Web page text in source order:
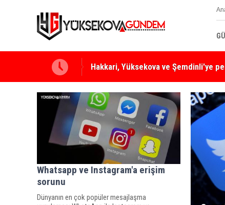
Hakkari, Yüksekova ve Şemdinli'ye
Yüksekova Ziraat Odası'ndan
Whatsapp ve Instagram'a erişim
sorunu
Dünyanın en çok popüler mesajlaşma